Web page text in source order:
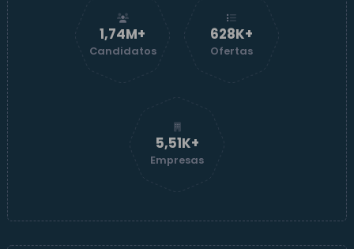
1,74M+
Candidatos
629K+
Ofertas
5,51K+
Empresas